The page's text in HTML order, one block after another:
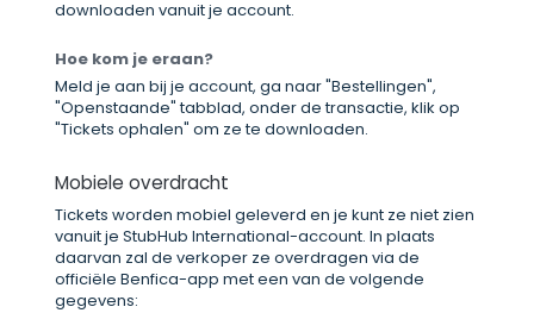
downloaden vanuit je account.
Hoe kom je eraan?
Meld je aan bij je account, ga naar "Bestellingen",
"Openstaande" tabblad, onder de transactie, klik op
"Tickets ophalen" om ze te downloaden.
Mobiele overdracht
Tickets worden mobiel geleverd en je kunt ze niet zien
vanuit je StubHub International-account. In plaats
daarvan zal de verkoper ze overdragen via de
officiële Benfica-app met een van de volgende
gegevens: